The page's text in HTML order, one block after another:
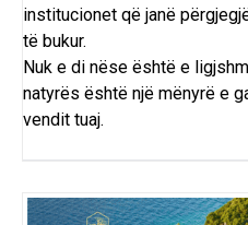
institucionet që janë
të bukur.
Nuk e di nëse është e
natyrës është një mënyrë e
vendit tuaj.